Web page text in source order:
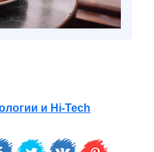
и Hi-Tech